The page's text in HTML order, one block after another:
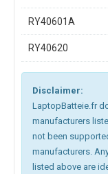
RY40601A
RY40620
Disclaimer:
LaptopBatteie.fr
manufacturers
not been
manufacturers.
listed above are